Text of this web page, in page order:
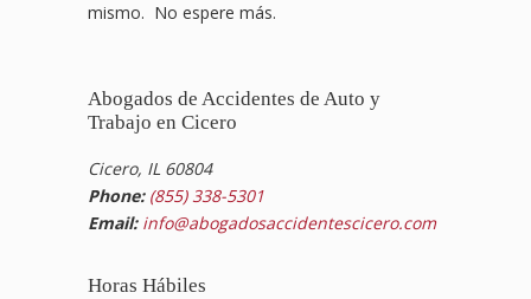
mismo. No espere más.
Abogados de Accidentes de Auto y
Trabajo en Cicero
Cicero, IL 60804
Phone: (855) 338-5301
Email: info@abogadosaccidentescicero.com
Horas Hábiles